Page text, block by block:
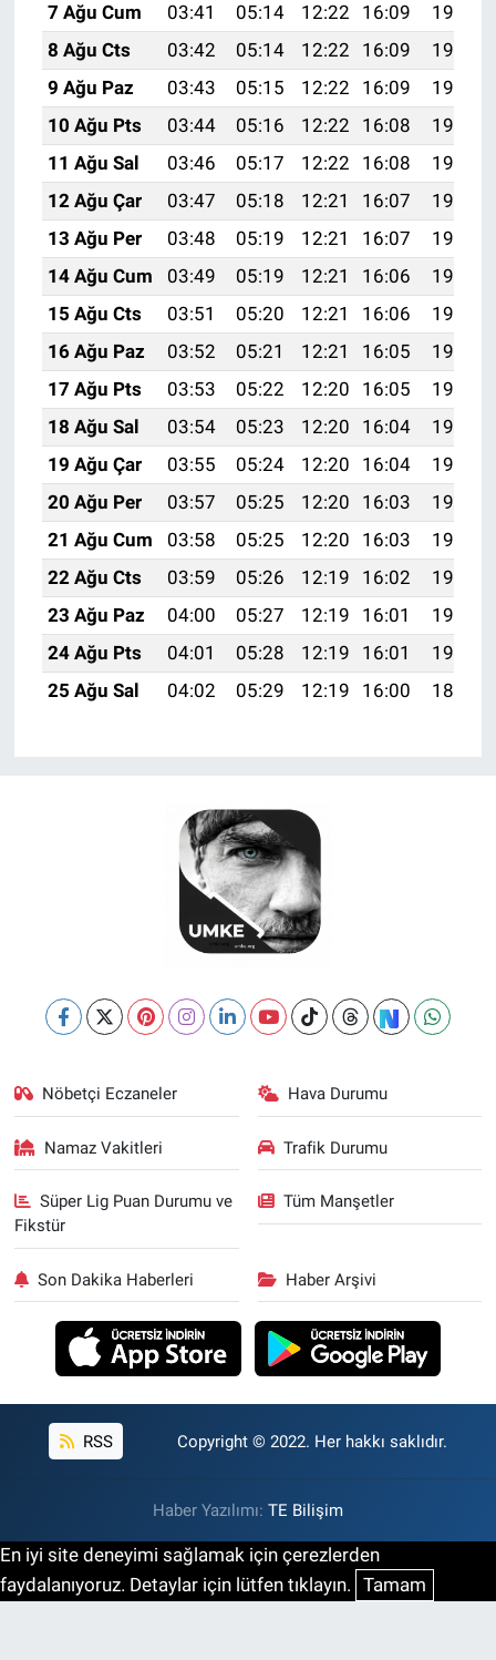
7 Ağu Cum
03:41 05:14 12:22 16:09
19:21
8 Ağu Cts
03:42 05:14 12:22 16:09
19:20
9 Ağu Paz
03:43 05:15 12:22 16:09
19:19
10 Ağu Pts
03:44 05:16 12:22 16:08
19:17
11 Ağu Sal
03:46 05:17 12:22 16:08
19:16
12 Ağu Çar
03:47 05:18 12:21 16:07
19:15
13 Ağu Per
03:48 05:19 12:21 16:07
19:14
14 Ağu Cum
03:49 05:19 12:21 16:06
19:13
15 Ağu Cts
03:51 05:20 12:21 16:06
19:12
16 Ağu Paz
03:52 05:21 12:21 16:05
19:10
17 Ağu Pts
03:53 05:22 12:20 16:05
19:09
18 Ağu Sal
03:54 05:23 12:20 16:04
19:08
19 Ağu Çar
03:55 05:24 12:20 16:04
19:06
20 Ağu Per
03:57 05:25 12:20 16:03
19:05
21 Ağu Cum
03:58 05:25 12:20 16:03
19:04
22 Ağu Cts
03:59 05:26 12:19 16:02
19:02
23 Ağu Paz
04:00 05:27 12:19 16:01
19:01
24 Ağu Pts
04:01 05:28 12:19 16:01
19:00
25 Ağu Sal
04:02 05:29 12:19 16:00 18:58
Nöbetçi Eczaneler Hava Durumu
Namaz Vakitleri Trafik Durumu
Süper Lig Puan Durumu ve
Fikstür
Tüm Manşetler
Son Dakika Haberleri Haber Arşivi
RSS Copyright © 2022. Her hakkı saklıdır.
Haber Yazılımı: TE Bilişim
En iyi site deneyimi sağlamak için çerezlerden
faydalanıyoruz. Detaylar için lütfen tıklayın. Tamam